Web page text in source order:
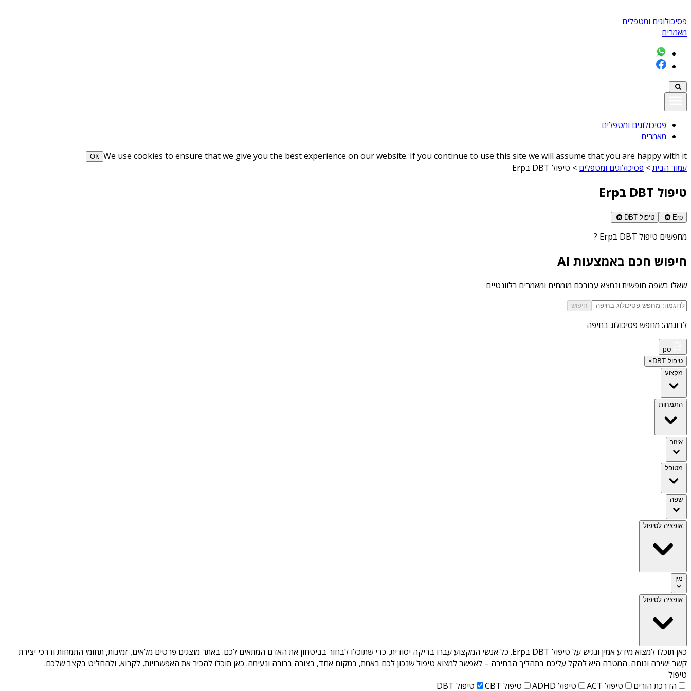
פסיכולוגים ומטפלים
מאמרים
פסיכולוגים ומטפלים
מאמרים
We use cookies to ensure that we give you the best experience on our website. If you continue to use this site we will assume that you are happy with it
ОК
עמוד הבית> פסיכולוגים ומטפלים > טיפול DBT בErp
טיפול DBT בErp
Erp טיפול DBT
מחפשים טיפול DBT בErp ?
חיפוש חכם באמצעות AI
שאלו בשפה חופשית ונמצא עבורכם מומחים ומאמרים רלוונטיים
חיפוש
לדוגמה: מחפש פסיכולוג בחיפה
סנן
טיפול DBT
×
מקצוע
התמחות
איזור
מטופל
שפה
אופציה לטיפול
מין
אופציה לטיפול
כאן תוכלו למצוא מידע אמין ונגיש על טיפול DBT בErp
. כל אנשי המקצוע עברו בדיקה יסודית, כדי שתוכלו לבחור בביטחון את האדם המתאים לכם. באתר מוצגים פרטים מלאים, זמינות, תחומי התמחות ודרכי יצירת
קשר ישירה ונוחה. המטרה היא להקל עליכם בתהליך הבחירה – לאפשר למצוא טיפול שנכון לכם באמת, במקום אחד, בצורה ברורה ונעימה. כאן תוכלו להכיר את האפשרויות, לקרוא, ולהחליט בקצב שלכם.
טיפול
הדרכת הורים
טיפול ACT טיפול ADHD טיפול CBT טיפול DBT